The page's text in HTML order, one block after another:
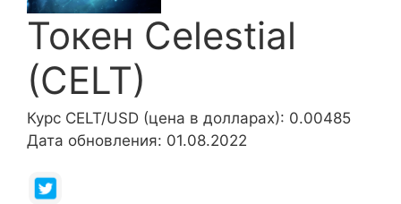
Токен Celestial
(CELT)
Курс CELT/USD (цена в долларах): 0.00485
Дата обновления: 01.08.2022